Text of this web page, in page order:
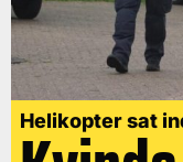
Helikopter sat